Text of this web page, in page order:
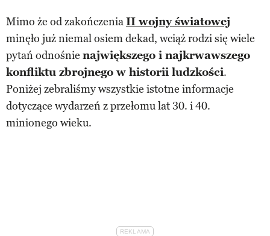
Mimo że od zakończeniaII wojny światowej
minęło już niemal osiem dekad, wciąż rodzi się wiele
pytań odnośnie największego i najkrwawszego
konfliktu zbrojnego w historii ludzkości.
Poniżej zebraliśmy wszystkie istotne informacje
dotyczące wydarzeń z przełomu lat 30. i 40.
minionego wieku.